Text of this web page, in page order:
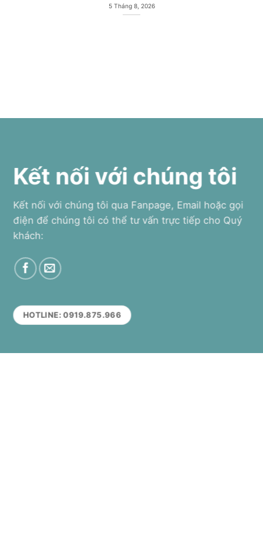
5 Tháng 8, 2026
Kết nối với chúng tôi
Kết nối với chúng tôi qua Fanpage, Email hoặc gọi
điện để chúng tôi có thể tư vấn trực tiếp cho Quý
khách:
HOTLINE: 0919.875.966